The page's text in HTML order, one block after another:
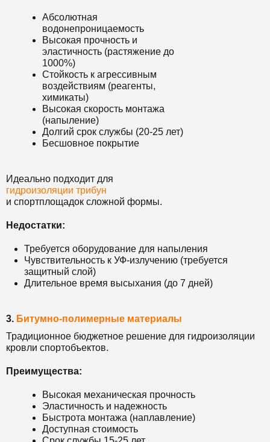
Абсолютная
водонепроницаемость
Высокая прочность и
эластичность (растяжение до
1000%)
Стойкость к агрессивным
воздействиям (реагенты,
химикаты)
Высокая скорость монтажа
(напыление)
Долгий срок службы (20-25 лет)
Бесшовное покрытие
Идеально подходит для
гидроизоляции трибун
и спортплощадок сложной формы.
Недостатки:
Требуется оборудование для напыления
Чувствительность к УФ-излучению (требуется
защитный слой)
Длительное время высыхания (до 7 дней)
3. Битумно-полимерные материалы
Традиционное бюджетное решение для гидроизоляции
кровли спортобъектов.
Преимущества:
Высокая механическая прочность
Эластичность и надежность
Быстрота монтажа (наплавление)
Доступная стоимость